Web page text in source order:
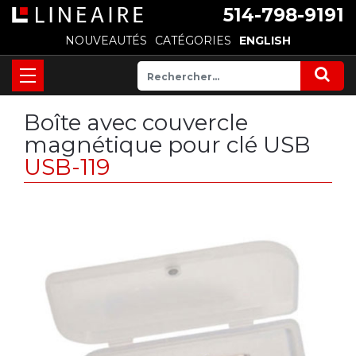
514-798-9191
NOUVEAUTÉS CATÉGORIES ENGLISH
Boîte avec couvercle
magnétique pour clé USB
USB-119